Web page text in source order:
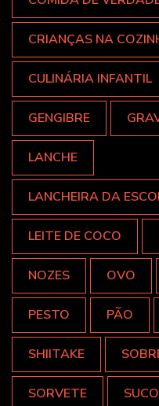
CRIANÇAS NA
CULINÁRIA INFANTIL
GENGIBRE
LANCHE
LANCHEIRA DA
LEITE DE COCO
NOZES OVO
PESTO PÃO
SHIITAKE
SORVETE SUCO